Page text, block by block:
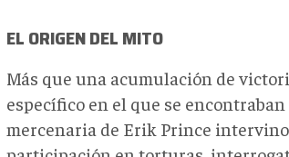
EL ORIGEN DEL MITO
Más que una acumulación de
específico en el que se
mercenaria de Erik Prince